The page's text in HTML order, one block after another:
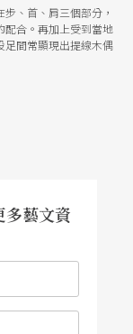
、首、肩三個部分，
配合。再加上受到當地
足間常顯現出提線木偶
多藝文資